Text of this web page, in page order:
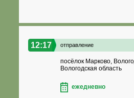
12:17 отправление
посёлок Марково,
Вологодская область
ежедневно